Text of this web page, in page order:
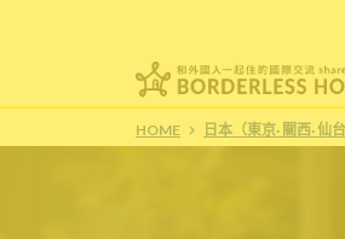
HOME 日本（東京· 關西·